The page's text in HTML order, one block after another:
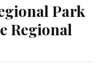
Park
Regional